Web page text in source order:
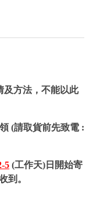
及方法，不能以此
(請取貨前先致電 :
5 (工作天)日開始寄
到。